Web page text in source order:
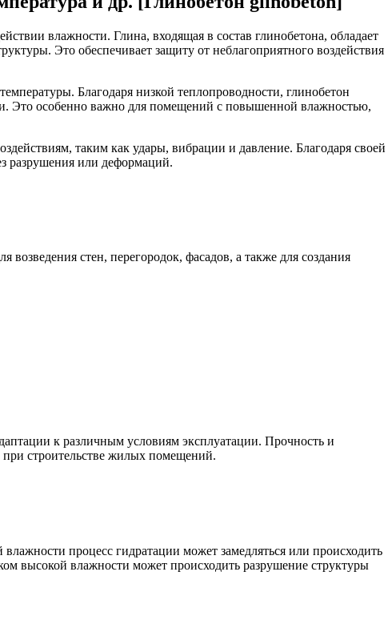
влажности. Глина, входящая в состав глинобетона, обладает
Это обеспечивает защиту от неблагоприятного воздействия
Благодаря низкой теплопроводности, глинобетон
Это особенно важно для помещений с повышенной влажностью,
таким как удары, вибрации и давление. Благодаря своей
разрушения или деформаций.
стен, перегородок, фасадов, а также для создания
к различным условиям эксплуатации. Прочность и
при строительстве жилых помещений.
процесс гидратации может замедляться или происходить
высокой влажности может происходить разрушение структуры